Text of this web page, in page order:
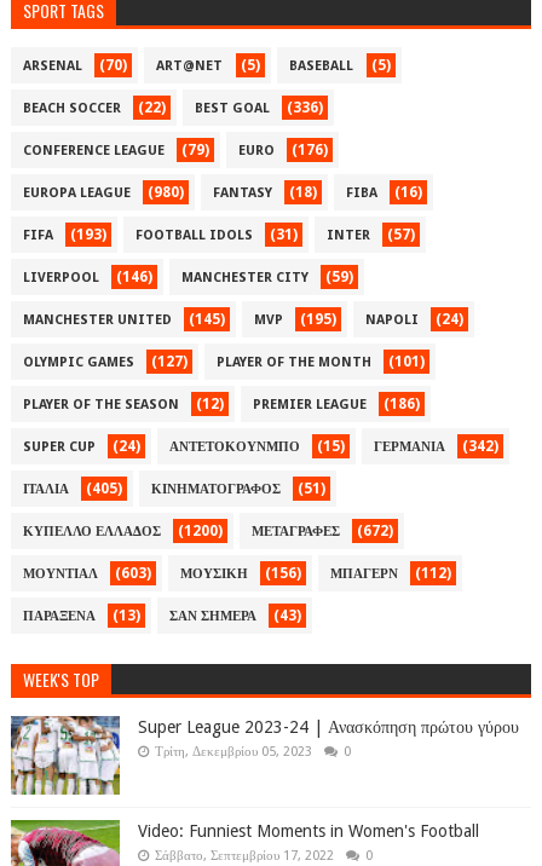
SPORT TAGS
ARSENAL (70) ART@NET (5) BASEBALL (5)
BEACH SOCCER (22) BEST GOAL (336)
CONFERENCE LEAGUE (79) EURO (176)
EUROPA LEAGUE (980) FANTASY (18) FIBA (16)
FIFA (193) FOOTBALL IDOLS (31) INTER (57)
LIVERPOOL (146) MANCHESTER CITY (59)
MANCHESTER UNITED (145) MVP (195) NAPOLI (24)
OLYMPIC GAMES (127) PLAYER OF THE MONTH (101)
PLAYER OF THE SEASON (12) PREMIER LEAGUE (186)
SUPER CUP (24) ΑΝΤΕΤΟΚΟΥΝΜΠΟ (15) ΓΕΡΜΑΝΙΑ (342)
ΙΤΑΛΙΑ (405) ΚΙΝΗΜΑΤΟΓΡΑΦΟΣ (51)
ΚΥΠΕΛΛΟ ΕΛΛΑΔΟΣ (1200) ΜΕΤΑΓΡΑΦΕΣ (672)
ΜΟΥΝΤΙΑΛ (603) ΜΟΥΣΙΚΗ (156) ΜΠΑΓΕΡΝ (112)
ΠΑΡΑΞΕΝΑ (13) ΣΑΝ ΣΗΜΕΡΑ (43)
WEEK'S TOP
Super League 2023-24 | Ανασκόπηση πρώτου γύρου
Τρίτη, Δεκεμβρίου 05, 2023 0
Video: Funniest Moments in Women's Football
Σάββατο, Σεπτεμβρίου 17, 2022 0